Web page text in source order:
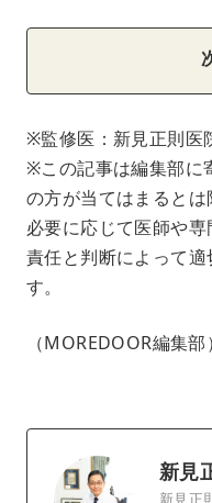
※監修医：新見正則医
※この記事は編集部に
の方が当てはまるとは
必要に応じて医師や
責任と判断によって
す。
（MOREDOOR編集部）
新見
新見正